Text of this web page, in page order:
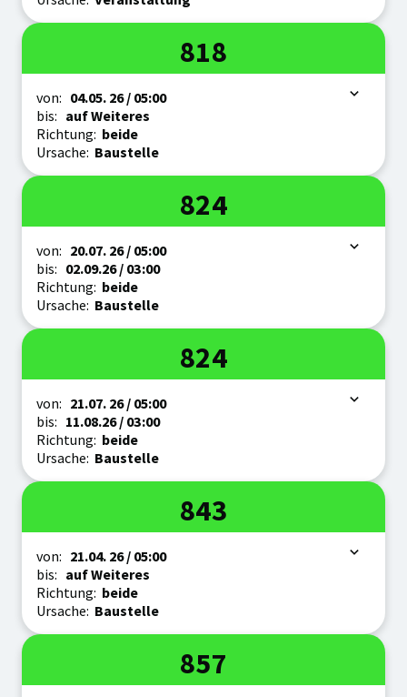
Linie
818
Zeitraum
von: 04.05. 26/ 05:00
bis: auf Weiteres
Richtung: beide
Ursache: Baustelle
Linie
824
Zeitraum
von: 20.07. 26/ 05:00
bis: 02.09.26/ 03:00
Richtung: beide
Ursache: Baustelle
Linie
824
Zeitraum
von: 21.07. 26/ 05:00
bis: 11.08.26/ 03:00
Richtung: beide
Ursache: Baustelle
Linie
843
Zeitraum
von: 21.04. 26/ 05:00
bis: auf Weiteres
Richtung: beide
Ursache: Baustelle
Linie
857